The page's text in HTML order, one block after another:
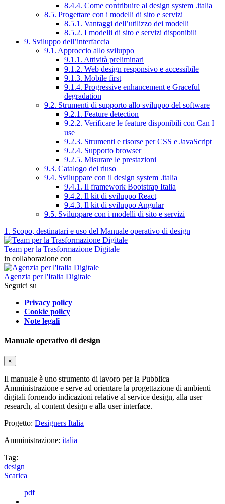
8.4.4. Come contribuire al design system .italia
8.5. Progettare con i modelli di sito e servizi
8.5.1. Vantaggi dell’utilizzo dei modelli
8.5.2. I modelli di sito e servizi disponibili
9. Sviluppo dell’interfaccia
9.1. Approccio allo sviluppo
9.1.1. Attività preliminari
9.1.2. Web design responsivo e accessibile
9.1.3. Mobile first
9.1.4. Progressive enhancement e Graceful
degradation
9.2. Strumenti di supporto allo sviluppo del software
9.2.1. Feature detection
9.2.2. Verificare le feature disponibili con Can I
use
9.2.3. Strumenti e risorse per CSS e JavaScript
9.2.4. Supporto browser
9.2.5. Misurare le prestazioni
9.3. Catalogo del riuso
9.4. Sviluppare con il design system .italia
9.4.1. Il framework Bootstrap Italia
9.4.2. Il kit di sviluppo React
9.4.3. Il kit di sviluppo Angular
9.5. Sviluppare con i modelli di sito e servizi
1. Scopo, destinatari e uso del Manuale operativo di design
Team per la Trasformazione Digitale
in collaborazione con
Agenzia per l'Italia Digitale
Seguici su
Privacy policy
Cookie policy
Note legali
Manuale operativo di design
×
Il manuale è uno strumento di lavoro per la Pubblica
Amministrazione e serve ad orientare la progettazione di ambienti
digitali fornendo indicazioni relative al service design, alla user
research, al content design e alla user interface.
Progetto: Designers Italia
Amministrazione: italia
Tag:
design
Scarica
pdf